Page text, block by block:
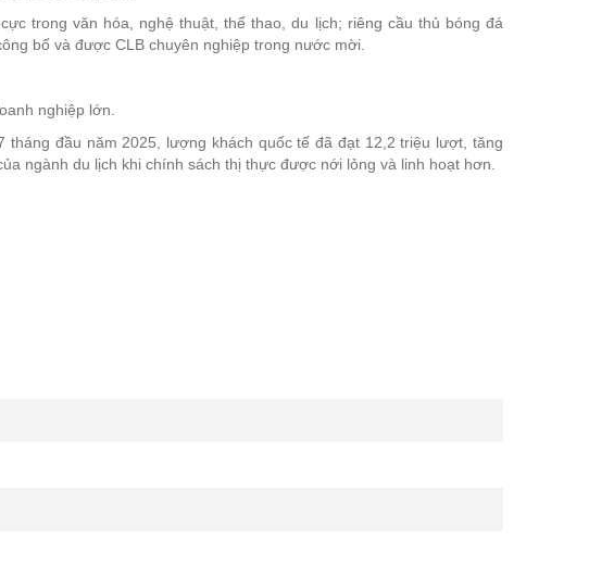
trong văn hóa, nghệ thuật, thể thao, du lịch; riêng cầu thủ bóng đá
bố và được CLB chuyên nghiệp trong nước mời.
nghiệp lớn.
đầu năm 2025, lượng khách quốc tế đã đạt 12,2 triệu lượt, tăng
ngành du lịch khi chính sách thị thực được nới lỏng và linh hoạt hơn.